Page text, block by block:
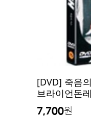
[DVD] 죽음
브라이언돈
7,700원